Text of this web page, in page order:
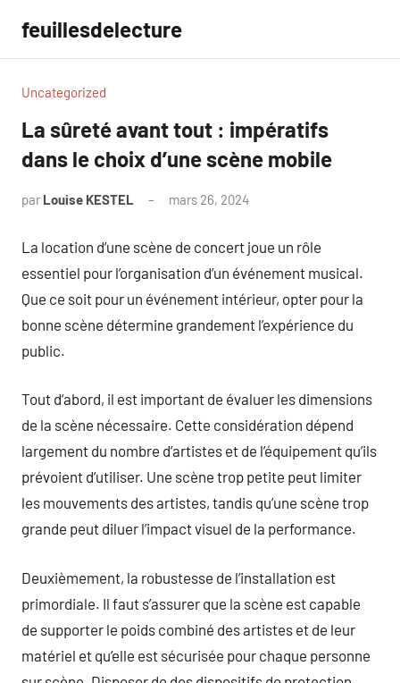
contenu
feuillesdelecture
Uncategorized
La sûreté avant tout : impératifs
dans le choix d’une scène mobile
par Louise KESTEL mars 26, 2024
La location d’une scène de concert joue un rôle
essentiel pour l’organisation d’un événement musical.
Que ce soit pour un événement intérieur, opter pour la
bonne scène détermine grandement l’expérience du
public.
Tout d’abord, il est important de évaluer les dimensions
de la scène nécessaire. Cette considération dépend
largement du nombre d’artistes et de l’équipement qu’ils
prévoient d’utiliser. Une scène trop petite peut limiter
les mouvements des artistes, tandis qu’une scène trop
grande peut diluer l’impact visuel de la performance.
Deuxièmement, la robustesse de l’installation est
primordiale. Il faut s’assurer que la scène est capable
de supporter le poids combiné des artistes et de leur
matériel et qu’elle est sécurisée pour chaque personne